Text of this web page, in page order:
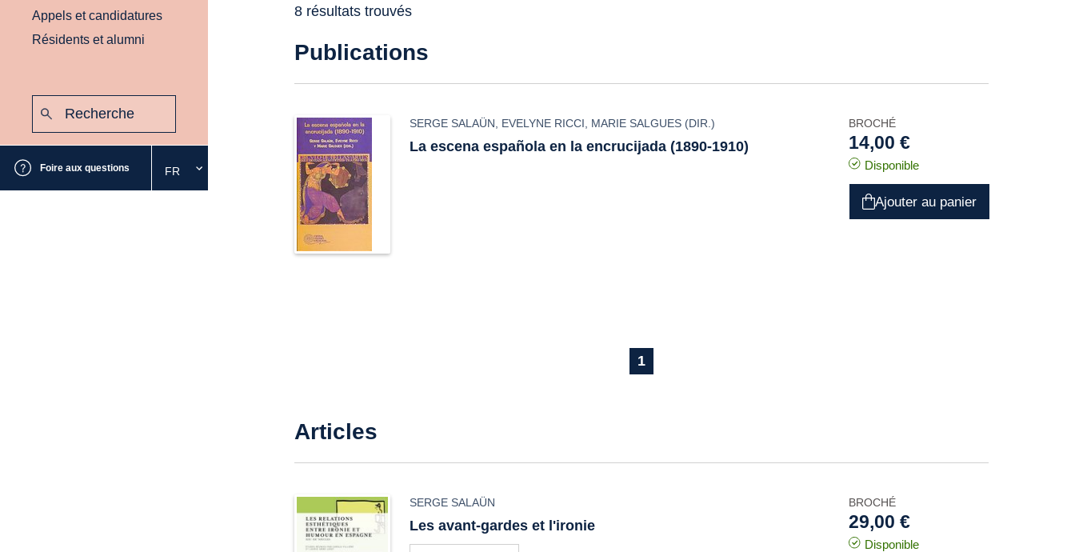
Appels et candidatures
Résidents et alumni
Foire aux questions
Sélectionnez
la
FR
8 résultats trouvés
Publications
SERGE SALAÜN EVELYNE RICCI MARIE SALGUES (DIR.)
La escena española en la encrucijada (1890-1910)
BROCHÉ
14,00 €
Disponible
Ajouter au panier
1
Articles
SERGE SALAÜN
Les avant-gardes et l'ironie
BROCHÉ
29,00 €
Disponible